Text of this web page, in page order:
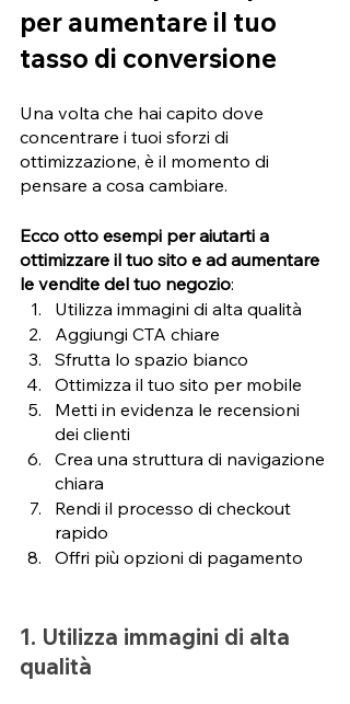
per aumentare il tuo
tasso di conversione
Una volta che hai capito dove
concentrare i tuoi sforzi di
ottimizzazione, è il momento di
pensare a cosa cambiare.
Ecco otto esempi per aiutarti a
ottimizzare il tuo sito e ad aumentare
le vendite del tuo negozio:
Utilizza immagini di alta qualità
Aggiungi CTA chiare
Sfrutta lo spazio bianco
Ottimizza il tuo sito per mobile
Metti in evidenza le recensioni
dei clienti
Crea una struttura di navigazione
chiara
Rendi il processo di checkout
rapido
Offri più opzioni di pagamento
1. Utilizza immagini di alta
qualità